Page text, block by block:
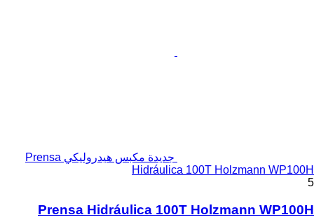
جديدة مكبس هيدروليكي Prensa
Hidráulica 100T Holzmann WP100H
5
Prensa Hidráulica 100T Holzmann WP100H